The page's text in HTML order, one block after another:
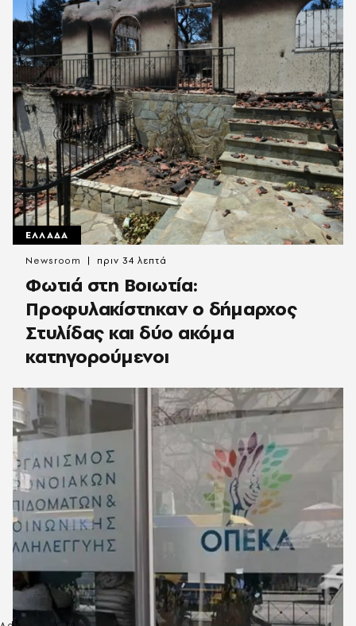
ΕΛΛΑΔΑ
Φωτιά στη Βοιωτία:
Προφυλακίστηκαν ο δήμαρχος
Στυλίδας και δύο ακόμα
κατηγορούμενοι
Newsroom πριν 34 λεπτά